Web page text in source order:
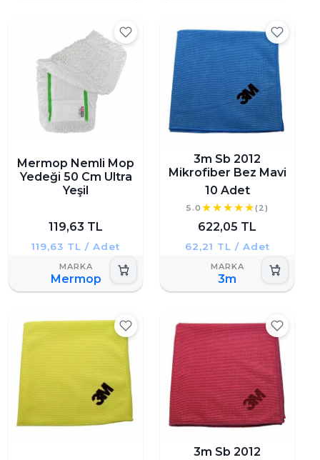
Mermop Nemli Mop
Yedeği 50 Cm Ultra
Yeşil
119,63 TL
119,63 TL / Adet
Mermop
3m Sb 2012
Mikrofiber Bez Mavi
10 Adet
5.0 (2)
622,05 TL
62,21 TL / Adet
3m
3m Sb 2012